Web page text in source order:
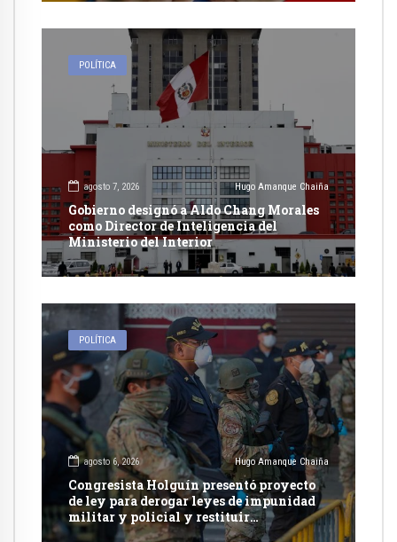
POLÍTICA
agosto 7, 2026 Hugo Amanque Chaiña
Gobierno designó a Aldo Chang Morales
como Director de Inteligencia del
Ministerio del Interior
POLÍTICA
agosto 6, 2026 Hugo Amanque Chaiña
Congresista Holguín presentó proyecto
de ley para derogar leyes de impunidad
militar y policial y restituir
competencia de justicia ordinaria